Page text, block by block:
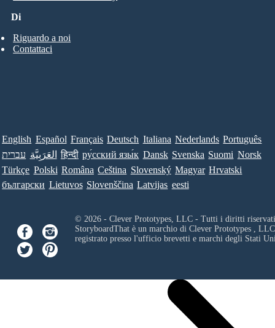
Di
Riguardo a noi
Contattaci
English Español Français Deutsch Italiana Nederlands Português
עברית العَرَبِيَّة हिन्दी ру́сский язы́к Dansk Svenska Suomi Norsk
Türkçe Polski Româna Ceština Slovenský Magyar Hrvatski
български Lietuvos Slovenščina Latvijas eesti
© 2026 - Clever Prototypes, LLC - Tutti i diritti
StoryboardThat è un marchio di Clever Prototypes , LLC
registrato presso l'ufficio brevetti e marchi degli Stati